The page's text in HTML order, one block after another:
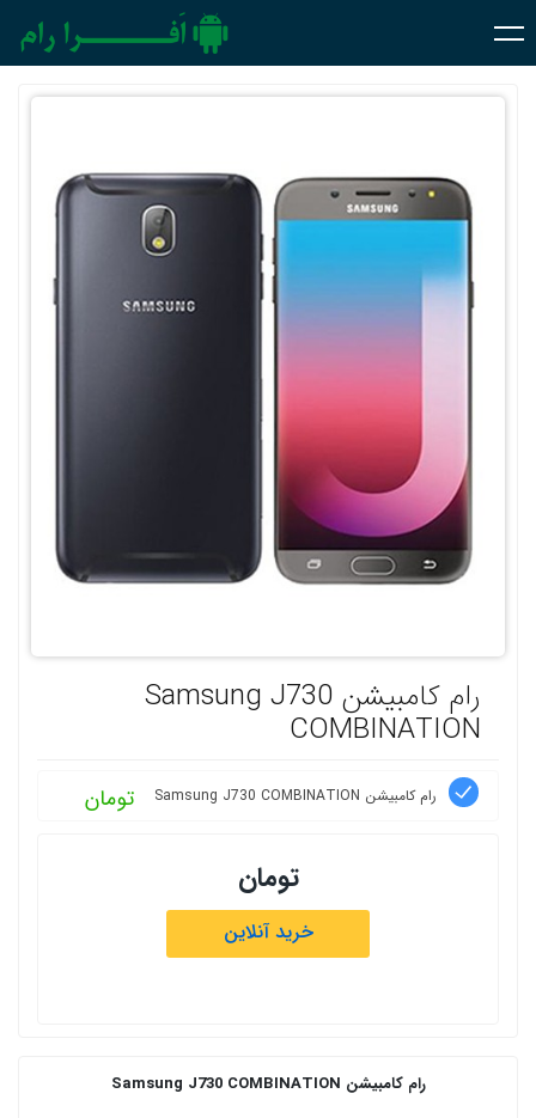
رام کامبیشن Samsung J730
COMBINATION
رام کامبیشن Samsung J730 COMBINATION تومان
تومان
خرید آنلاین
رام کامبیشن Samsung J730 COMBINATION